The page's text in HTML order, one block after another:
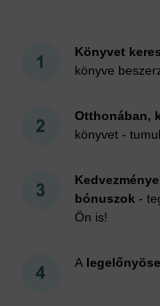
Könyvet
könyve
Otthonában,
könyvet -
bónuszok -
Ön is!
A